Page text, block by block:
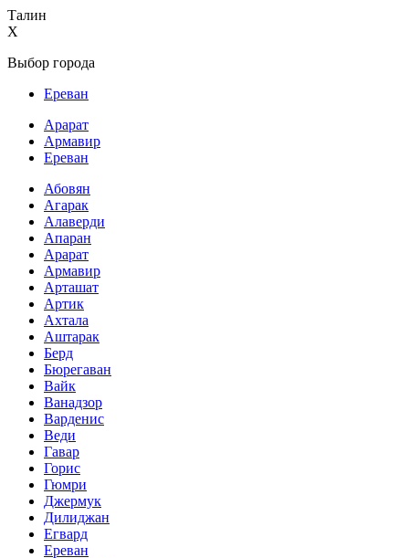
Талин
X
Выбор города
Ереван
Арарат
Армавир
Ереван
Абовян
Агарак
Алаверди
Апаран
Арарат
Армавир
Арташат
Артик
Ахтала
Аштарак
Берд
Бюрегаван
Вайк
Ванадзор
Варденис
Веди
Гавар
Горис
Гюмри
Джермук
Дилиджан
Егвард
Ереван